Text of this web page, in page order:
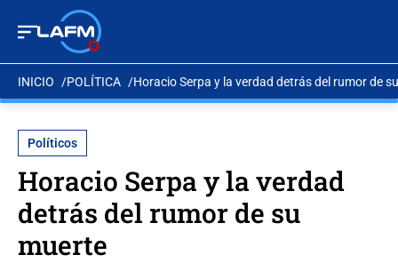
INICIO POLÍTICA Horacio Serpa y la verdad detrás del rumor de
Políticos
Horacio Serpa y la verdad
detrás del rumor de su
muerte